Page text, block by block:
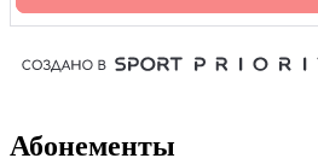
Абонементы